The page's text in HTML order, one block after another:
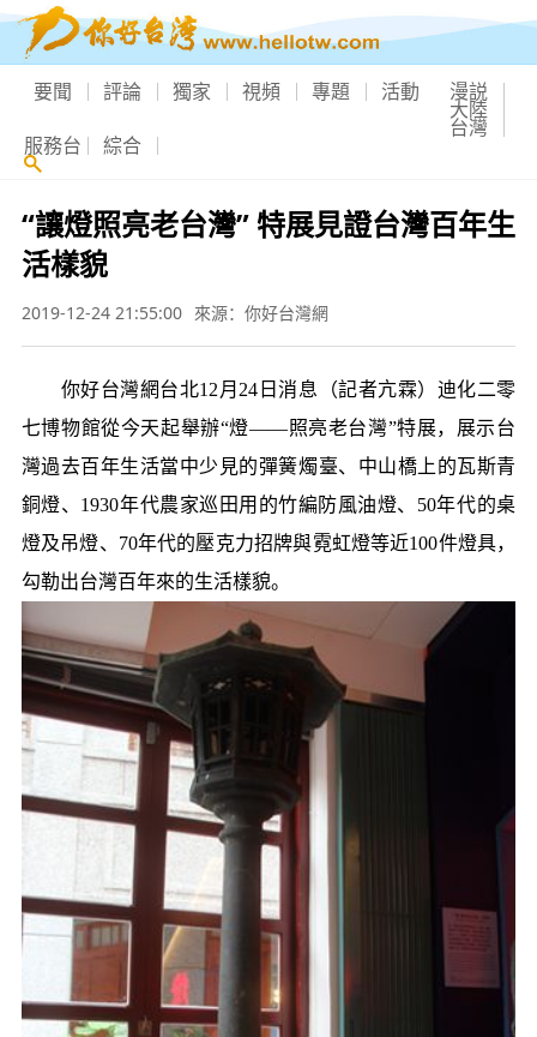
要聞 評論 獨家 視頻 專題 活動 漫説
大陸
台灣
服務台 綜合
“讓燈照亮老台灣” 特展見證台灣百年生
活樣貌
2019-12-24 21:55:00 來源：你好台灣網
你好台灣網台北12月24日消息（記者亢霖）迪化二零
七博物館從今天起舉辦“燈——照亮老台灣”特展，展示台
灣過去百年生活當中少見的彈簧燭臺、中山橋上的瓦斯青
銅燈、1930年代農家巡田用的竹編防風油燈、50年代的桌
燈及吊燈、70年代的壓克力招牌與霓虹燈等近100件燈具，
勾勒出台灣百年來的生活樣貌。